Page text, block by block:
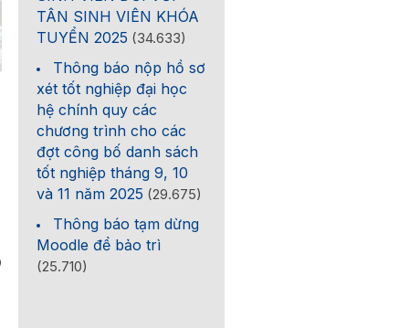
TÂN SINH VIÊN KHÓA
TUYỂN 2025 (34.633)
Thông báo nộp hồ sơ
xét tốt nghiệp đại học
hệ chính quy các
chương trình cho các
đợt công bố danh sách
tốt nghiệp tháng 9, 10
và 11 năm 2025 (29.675)
Thông báo tạm dừng
Moodle để bảo trì
(25.710)